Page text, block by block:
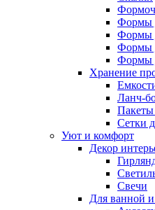
Формы
Формы
Формы
Формы
Хранение
Ланч-
Пакеты
Сетки
Уют и комфорт
Декор
Свечи
Для ванной и